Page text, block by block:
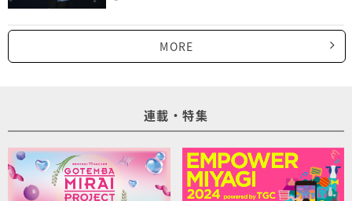
MORE
連載・特集